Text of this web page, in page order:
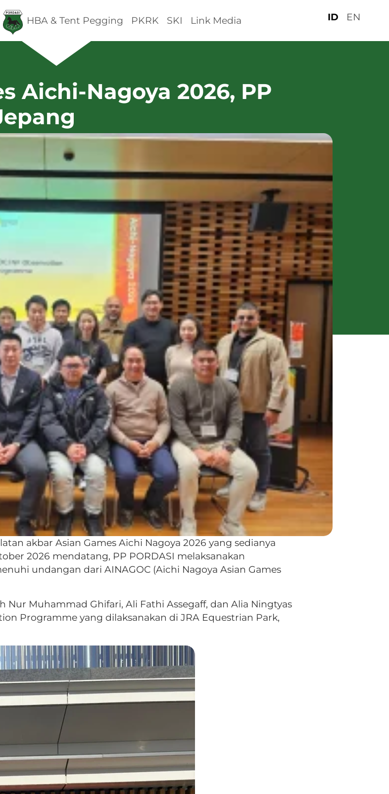
HBA & Tent Pegging PKRK SKI Link Media ID EN
Aichi-Nagoya 2026, PP
akbar Asian Games Aichi Nagoya 2026 yang sedianya
2026 mendatang, PP PORDASI melaksanakan
undangan dari AINAGOC (Aichi Nagoya Asian Games
Nur Muhammad Ghifari, Ali Fathi Assegaff, dan Alia Ningtyas
Programme yang dilaksanakan di JRA Equestrian Park,